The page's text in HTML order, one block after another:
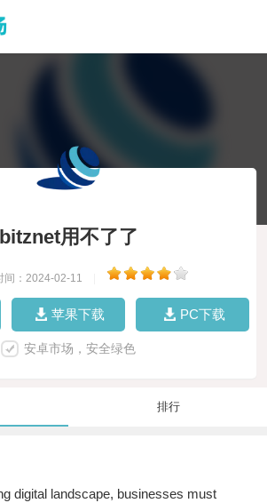
bitznet用不了了
间：2024-02-11
苹果下载 PC下载
安卓市场，安全绿色
排行
digital landscape, businesses must